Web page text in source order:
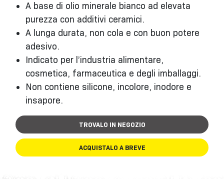
A base di olio minerale bianco ad elevata
purezza con additivi ceramici.
A lunga durata, non cola e con buon potere
adesivo.
Indicato per l’industria alimentare,
cosmetica, farmaceutica e degli imballaggi.
Non contiene silicone, incolore, inodore e
insapore.
TROVALO IN NEGOZIO
ACQUISTALO A BREVE